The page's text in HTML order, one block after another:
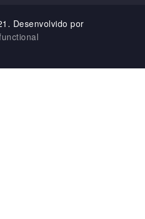
Desenvolvido por